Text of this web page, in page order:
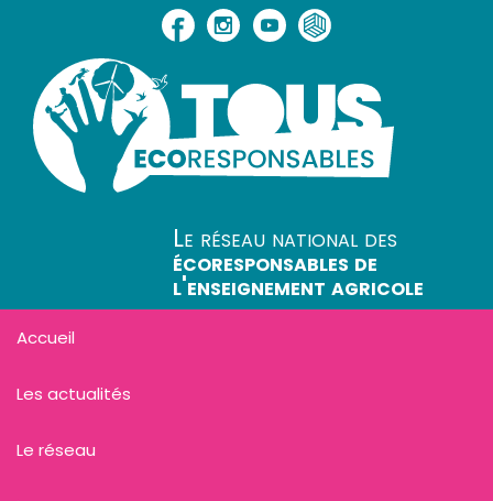
Le réseau national des
écoresponsables de
l'enseignement agricole
Accueil
Les actualités
Le réseau